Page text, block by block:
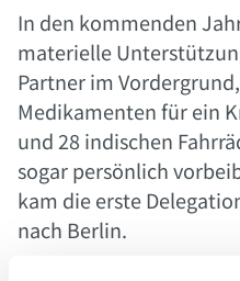
In den kommenden
materielle
Partner im
Medikamenten für ein
und 28 indischen
sogar persönlich
kam die erste
nach Berlin.